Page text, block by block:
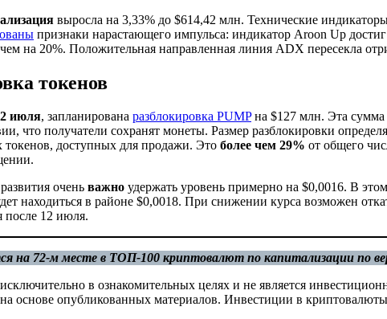
выросла на 3,33% до $614,42 млн. Технические
признаки нарастающего импульса: индикатор Aroon Up
чем на 20%. Положительная направленная линия ADX пересекла
токенов
июля, запланирована разблокировка PUMPна $127 млн. Эта сумма
что получатели сохранят монеты. Размер разблокировки
токенов, доступных для продажи. Это более чем 29% от общего
очень важно удержать уровень примерно на $0,0016. В
находиться в районе $0,0018. При снижении курса возможен
после 12 июля.
на 72-м месте в ТОП-100 криптовалют по капитализации по
в ознакомительных целях и не является
основе опубликованных материалов. Инвестиции в